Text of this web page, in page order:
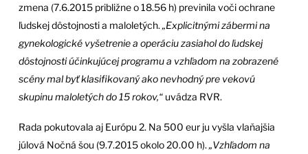
zmena (7.6.2015 približne o 18.56 h) previnila voči ochrane
ľudskej dôstojnosti a maloletých. „Explicitnými zábermi na
gynekologické vyšetrenie a operáciu zasiahol do ľudskej
dôstojnosti účinkujúcej programu a vzhľadom na zobrazené
scény mal byť klasifikovaný ako nevhodný pre vekovú
skupinu maloletých do 15 rokov,“uvádza RVR.
Rada pokutovala aj Európu 2. Na 500 eur ju vyšla vlaňajšia
júlová Nočná šou (9.7.2015 okolo 20.00 h). „Vzhľadom na